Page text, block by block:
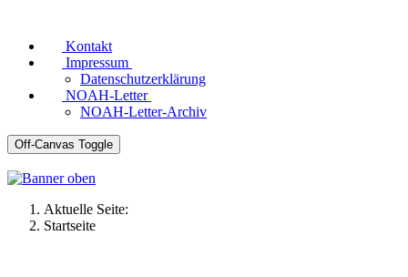
Kontakt
Impressum
Datenschutzerklärung
NOAH-Letter
NOAH-Letter-Archiv
Off-Canvas Toggle
Aktuelle Seite:
Startseite